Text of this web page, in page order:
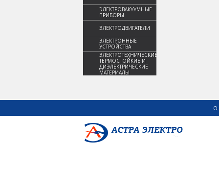
ЭЛЕКТРОВАКУУМНЫЕ
ПРИБОРЫ
ЭЛЕКТРОДВИГАТЕЛИ
ЭЛЕКТРОННЫЕ
УСТРОЙСТВА
ЭЛЕКТРОТЕХНИЧЕСКИЕ,
ТЕРМОСТОЙКИЕ И
ДИЭЛЕКТРИЧЕСКИЕ
МАТЕРИАЛЫ